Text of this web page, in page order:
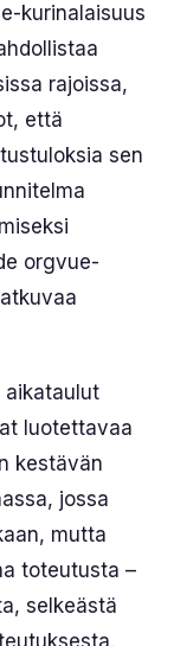
kurinalaisuus
rajoissa,
että
sen
orgvue-
aikataulut
luotettavaa
kestävän
jossa
mutta
toteutusta –
selkeästä